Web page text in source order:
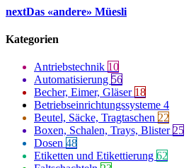
nextDas «andere» Müesli
Kategorien
Antriebstechnik 10
Automatisierung 56
Becher, Eimer, Gläser 18
Betriebseinrichtungssysteme 4
Beutel, Säcke, Tragtaschen 22
Boxen, Schalen, Trays, Blister 25
Dosen 48
Etiketten und Etikettierung 62